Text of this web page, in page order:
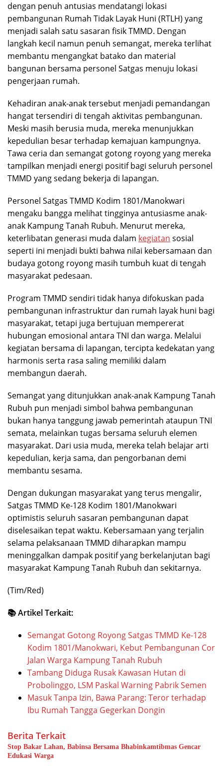
dengan penuh antusias mendatangi lokasi
pembangunan Rumah Tidak Layak Huni (RTLH) yang
menjadi salah satu sasaran fisik TMMD. Dengan
langkah kecil namun penuh semangat, mereka terlihat
membantu mengangkat batako dan material
bangunan bersama personel Satgas menuju lokasi
pengerjaan rumah.
Kehadiran anak-anak tersebut menjadi pemandangan
hangat tersendiri di tengah aktivitas pembangunan.
Meski masih berusia muda, mereka menunjukkan
kepedulian besar terhadap kemajuan kampungnya.
Tawa ceria dan semangat gotong royong yang mereka
tampilkan menjadi energi positif bagi seluruh personel
TMMD yang sedang bekerja di lapangan.
Personel Satgas TMMD Kodim 1801/Manokwari
mengaku bangga melihat tingginya antusiasme anak-
anak Kampung Tanah Rubuh. Menurut mereka,
keterlibatan generasi muda dalam kegiatan sosial
seperti ini menjadi bukti bahwa nilai kebersamaan dan
budaya gotong royong masih tumbuh kuat di tengah
masyarakat pedesaan.
Program TMMD sendiri tidak hanya difokuskan pada
pembangunan infrastruktur dan rumah layak huni bagi
masyarakat, tetapi juga bertujuan mempererat
hubungan emosional antara TNI dan warga. Melalui
kegiatan bersama di lapangan, tercipta kedekatan yang
harmonis serta rasa saling memiliki dalam
membangun daerah.
Semangat yang ditunjukkan anak-anak Kampung Tanah
Rubuh pun menjadi simbol bahwa pembangunan
bukan hanya tanggung jawab pemerintah ataupun TNI
semata, melainkan tugas bersama seluruh elemen
masyarakat. Dari usia muda, mereka telah belajar arti
kepedulian, kerja sama, dan pengorbanan demi
membantu sesama.
Dengan dukungan masyarakat yang terus mengalir,
Satgas TMMD Ke-128 Kodim 1801/Manokwari
optimistis seluruh sasaran pembangunan dapat
diselesaikan tepat waktu. Kebersamaan yang terjalin
selama pelaksanaan TMMD diharapkan mampu
meninggalkan dampak positif yang berkelanjutan bagi
masyarakat Kampung Tanah Rubuh dan sekitarnya.
(Tim/Red)
📚 Artikel Terkait:
Semangat Gotong Royong Satgas TMMD Ke-128
Kodim 1801/Manokwari, Kebut Pembangunan Cor
Jalan Warga Kampung Tanah Rubuh
Tambang Diduga Rusak Kawasan Hutan di
Probolinggo, LSM Paskal Warning Pabrik Semen
Masuk Tanpa Izin, Bawa Parang: Teror terhadap
Ibu Rumah Tangga Gegerkan Dongin
Berita Terkait
Stop Bakar Lahan, Babinsa Bersama Bhabinkamtibmas Gencar
Edukasi Warga